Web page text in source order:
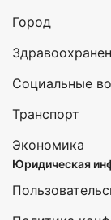
Город
Социальные
Транспорт
Экономика
Юридическая